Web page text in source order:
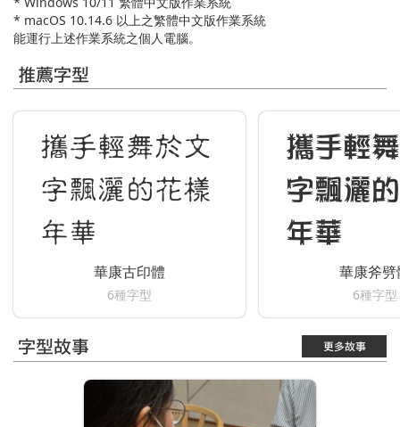
* macOS 10.14.6 以上之繁體中文版作業系統
能運行上述作業系統之個人電腦。
推薦字型
攜手輕舞於文
字飄灑的花樣
年華
華康古印體
6種字型
攜手輕
字飄灑
年華
華康斧劈
6種字型
字型故事 更多故事